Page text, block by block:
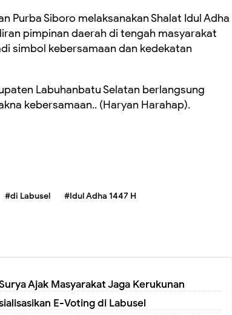
Purba Siboro melaksanakan Shalat Idul Adha
pimpinan daerah di tengah masyarakat
simbol kebersamaan dan kedekatan
Labuhanbatu Selatan berlangsung
kebersamaan.. (Haryan Harahap).
#di Labusel
#Idul Adha 1447 H
Ajak Masyarakat Jaga Kerukunan
E-Voting di Labusel